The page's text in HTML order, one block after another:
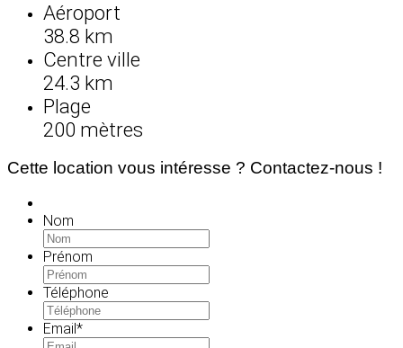
Aéroport
38.8 km
Centre ville
24.3 km
Plage
200 mètres
Cette location vous intéresse ? Contactez-nous !
Nom
Prénom
Téléphone
Email*